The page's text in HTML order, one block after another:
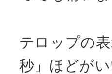
テロップの
秒」ほどが